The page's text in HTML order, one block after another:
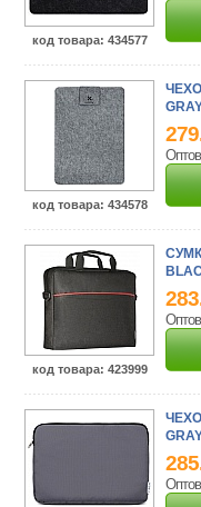
код товара: 434577
код товара: 434578
код товара: 423999